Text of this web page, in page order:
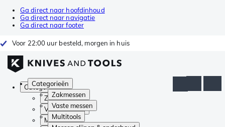
Ga direct naar hoofdinhoud
Ga direct naar navigatie
Ga direct naar footer
Voor 22:00 uur besteld, morgen in huis
Categorieën
Zakmessen
Vaste messen
Multitools
Categorieën
Zakmessen
Vaste messen
Multitools